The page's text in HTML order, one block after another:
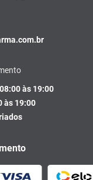
às 19:00
às 19:00